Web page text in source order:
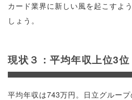
カード業界に新しい風を起こすよ
しょう。
現状３：平均年収上位3位
平均年収は743万円。日立グルー